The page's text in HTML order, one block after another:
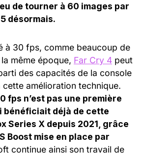
de tourner à 60 images par
désormais.
à 30 fps, comme beaucoup de
même époque, Far Cry 4 peut
des capacités de la console
cette amélioration technique.
fps n’est pas une première
bénéficiait déjà de cette
Series X depuis 2021, grâce
Boost mise en place par
continue ainsi son travail de